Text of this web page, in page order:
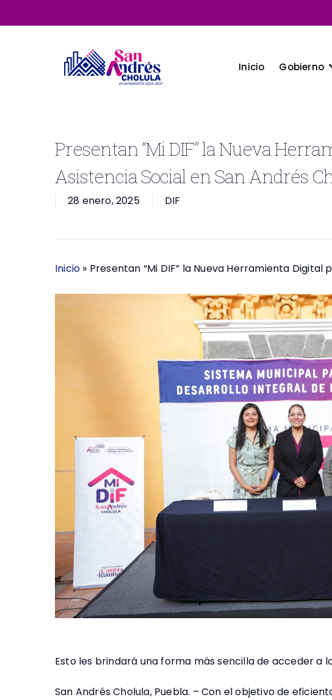
to
Inicio Gobierno
Presentan “Mi DIF” la Nueva
Asistencia Social en San Andrés
28 enero, 2025 DIF
Inicio » Presentan “Mi DIF” la Nueva Herramienta
Esto les brindará una forma más sencilla de acceder a
San Andrés Cholula, Puebla. – Con el objetivo de